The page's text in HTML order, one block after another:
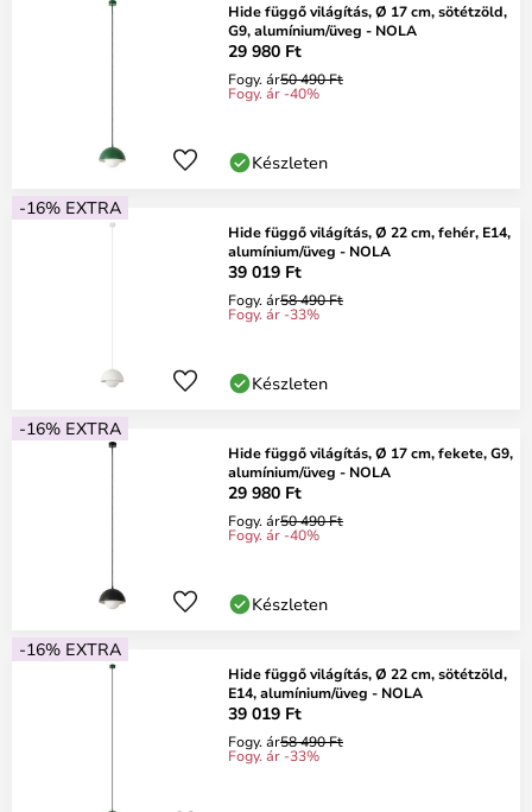
Hide függő világítás, Ø 17 cm, sötétzöld,
G9, alumínium/üveg - NOLA
29 980 Ft
Fogy. ár50 490 Ft
Fogy. ár -40%
Készleten
-16% EXTRA
Hide függő világítás, Ø 22 cm, fehér, E14,
alumínium/üveg - NOLA
39 019 Ft
Fogy. ár58 490 Ft
Fogy. ár -33%
Készleten
-16% EXTRA
Hide függő világítás, Ø 17 cm, fekete, G9,
alumínium/üveg - NOLA
29 980 Ft
Fogy. ár50 490 Ft
Fogy. ár -40%
Készleten
-16% EXTRA
Hide függő világítás, Ø 22 cm, sötétzöld,
E14, alumínium/üveg - NOLA
39 019 Ft
Fogy. ár58 490 Ft
Fogy. ár -33%